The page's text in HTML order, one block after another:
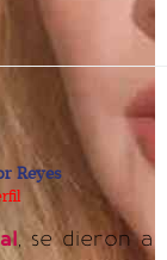
Reyes
, se dieron a